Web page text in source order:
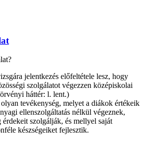
jelentkezés előfeltétele lesz, hogy
szolgálatot végezzen középiskolai
háttér: l. lent.)
tevékenység, melyet a diákok értékeik
ellenszolgáltatás nélkül végeznek,
érdekeit szolgálják, és mellyel saját
készségeiket fejlesztik.